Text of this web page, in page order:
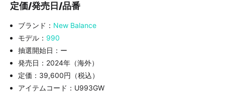
定価/発売日/品番
ブランド： New Balance
モデル： 990
抽選開始日：ー
発売日：2024年（海外）
定価：39,600円（税込）
アイテムコード：U993GW